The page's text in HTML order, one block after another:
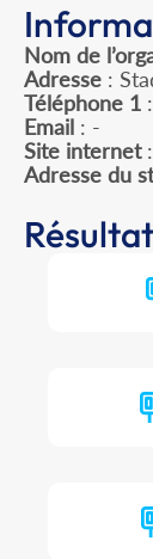
Nom de
Adresse :
Téléphone 1
Email : -
Site internet
Adresse du